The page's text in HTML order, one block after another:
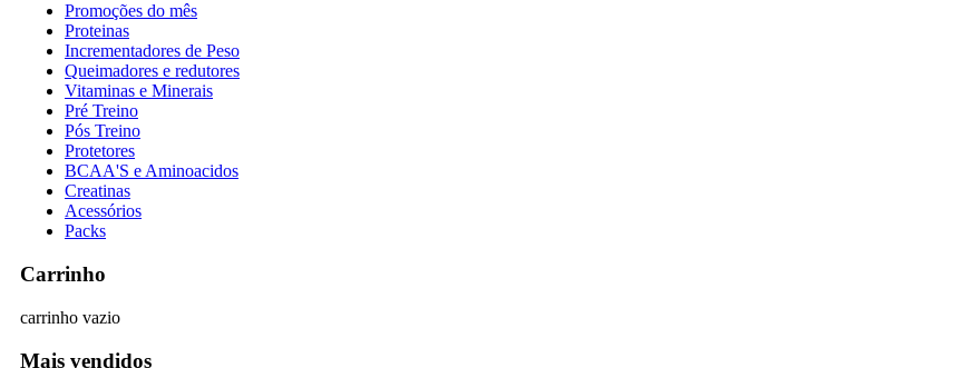
Promoções do mês
Proteinas
Incrementadores de Peso
Queimadores e redutores
Vitaminas e Minerais
Pré Treino
Pós Treino
Protetores
BCAA'S e Aminoacidos
Creatinas
Acessórios
Packs
Carrinho
carrinho vazio
Mais vendidos